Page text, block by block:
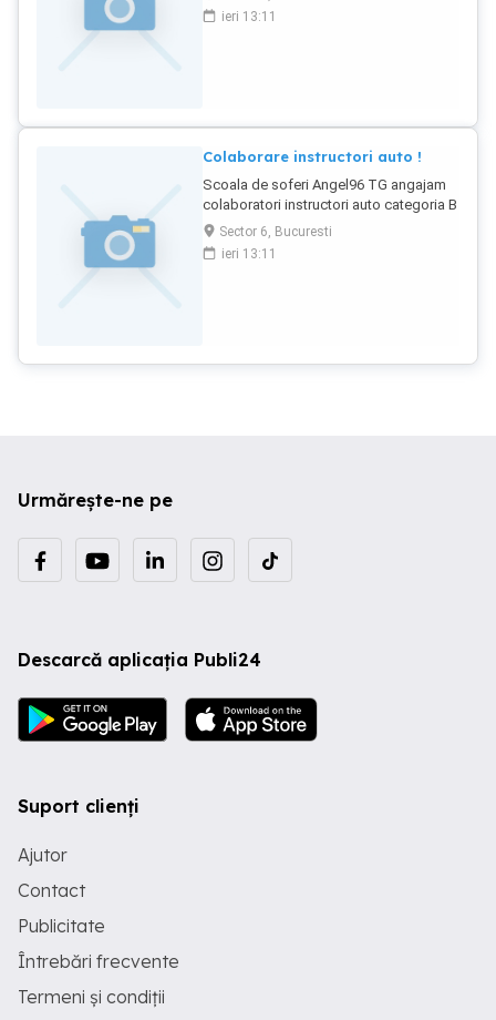
colaborare pe termen lung .
ieri 13:11
Colaborare instructori auto !
Scoala de soferi Angel96 TG angajam
colaboratori instructori auto categoria B
!
Sector 6, Bucuresti
ieri 13:11
Urmărește-ne pe
Descarcă aplicația Publi24
Suport clienți
Ajutor
Contact
Publicitate
Întrebări frecvente
Termeni și condiții